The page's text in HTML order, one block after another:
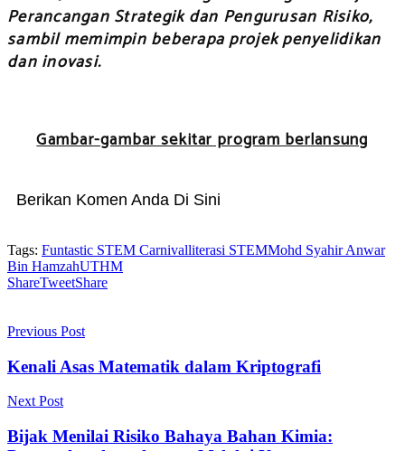
Perancangan Strategik dan Pengurusan Risiko,
sambil memimpin beberapa projek penyelidikan
dan inovasi.
Gambar-gambar sekitar program berlansung
Berikan Komen Anda Di Sini
Tags: Funtastic STEM Carnivalliterasi STEMMohd Syahir Anwar
Bin HamzahUTHM
ShareTweetShare
Previous Post
Kenali Asas Matematik dalam Kriptografi
Next Post
Bijak Menilai Risiko Bahaya Bahan Kimia: